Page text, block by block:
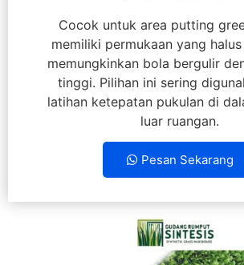
Cocok untuk area putting
memiliki permukaan yang
memungkinkan bola bergulir
tinggi. Pilihan ini sering
latihan ketepatan pukulan di
luar ruangan.
Pesan Sekarang